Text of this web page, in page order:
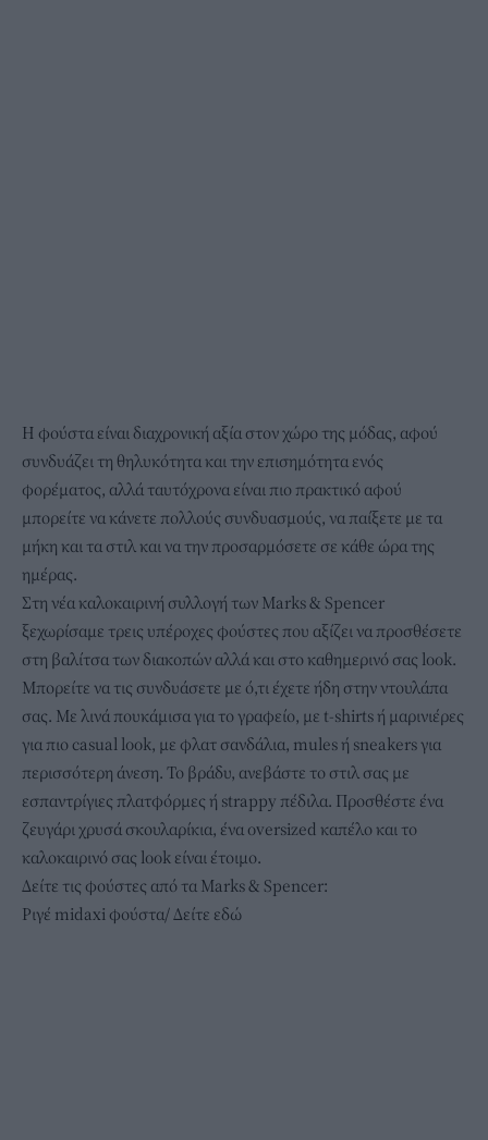
Η φούστα είναι διαχρονική αξία στον χώρο της μόδας, αφού
συνδυάζει τη θηλυκότητα και την επισημότητα ενός
φορέματος, αλλά ταυτόχρονα είναι πιο πρακτικό αφού
μπορείτε να κάνετε πολλούς συνδυασμούς, να παίξετε με τα
μήκη και τα στιλ και να την προσαρμόσετε σε κάθε ώρα της
ημέρας.
Στη νέα καλοκαιρινή συλλογή των Marks & Spencer
ξεχωρίσαμε τρεις υπέροχες φούστες που αξίζει να προσθέσετε
στη βαλίτσα των διακοπών αλλά και στο καθημερινό σας look.
Μπορείτε να τις συνδυάσετε με ό,τι έχετε ήδη στην ντουλάπα
σας. Με λινά πουκάμισα για το γραφείο, με t-shirts ή μαρινιέρες
για πιο casual look, με φλατ σανδάλια, mules ή sneakers για
περισσότερη άνεση. Το βράδυ, ανεβάστε το στιλ σας με
εσπαντρίγιες πλατφόρμες ή strappy πέδιλα. Προσθέστε ένα
ζευγάρι χρυσά σκουλαρίκια, ένα oversized καπέλο και το
καλοκαιρινό σας look είναι έτοιμο.
Δείτε τις φούστες από τα Marks & Spencer:
Ριγέ midaxi φούστα/Δείτε εδώ